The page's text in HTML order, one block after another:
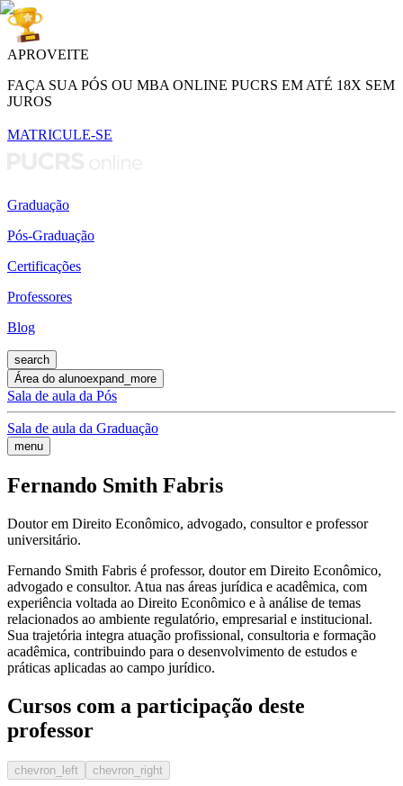
APROVEITE
FAÇA SUA PÓS OU MBA ONLINE PUCRS EM ATÉ 18X SEM
JUROS
MATRICULE-SE
Graduação
Pós-Graduação
Certificações
Professores
Blog
search
Área do alunoexpand_more
Sala de aula da Pós
Sala de aula da Graduação
menu
Fernando Smith Fabris
Doutor em Direito Econômico, advogado, consultor e professor
universitário.
Fernando Smith Fabris é professor, doutor em Direito Econômico,
advogado e consultor. Atua nas áreas jurídica e acadêmica, com
experiência voltada ao Direito Econômico e à análise de temas
relacionados ao ambiente regulatório, empresarial e institucional.
Sua trajetória integra atuação profissional, consultoria e formação
acadêmica, contribuindo para o desenvolvimento de estudos e
práticas aplicadas ao campo jurídico.
Cursos com a participação deste
professor
chevron_left chevron_right